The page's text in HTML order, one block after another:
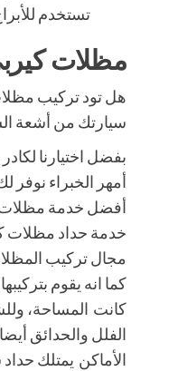
تستخدم
مظلات
هل تود تركيب
سيارتك من أشعة
بفضل اختيارنا
أمهر الخبراء نوفر
أفضل خدمة مظلات
خدمة حداد مظلات
مجال تركيب
كما انه يقوم
كانت المساحة،
الفلل والحدائق
الأماكن يمتلك